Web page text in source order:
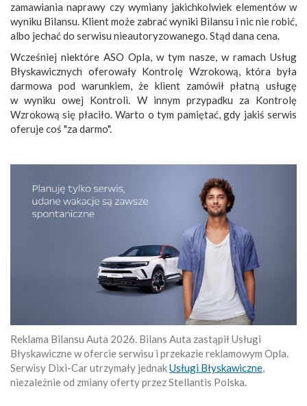
zamawiania naprawy czy wymiany jakichkolwiek elementów w
wyniku Bilansu. Klient może zabrać wyniki Bilansu i nic nie robić,
albo jechać do serwisu nieautoryzowanego. Stąd dana cena.
Wcześniej niektóre ASO Opla, w tym nasze, w ramach Usług
Błyskawicznych oferowały Kontrolę Wzrokową, która była
darmowa pod warunkiem, że klient zamówił płatną usługę
w wyniku owej Kontroli. W innym przypadku za Kontrolę
Wzrokową się płaciło. Warto o tym pamiętać, gdy jakiś serwis
oferuje coś "za darmo".
Reklama Bilansu Auta 2026. Bilans Auta zastąpił Usługi
Błyskawiczne w ofercie serwisu i przekazie reklamowym Opla.
Serwisy Dixi-Car utrzymały jednakUsługi Błyskawiczne,
niezależnie od zmiany oferty przez Stellantis Polska.